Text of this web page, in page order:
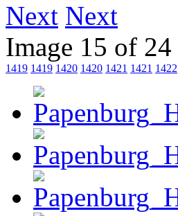
Next
Image 15 of 24
1419 1419 1420 1420 1421 1421 1422